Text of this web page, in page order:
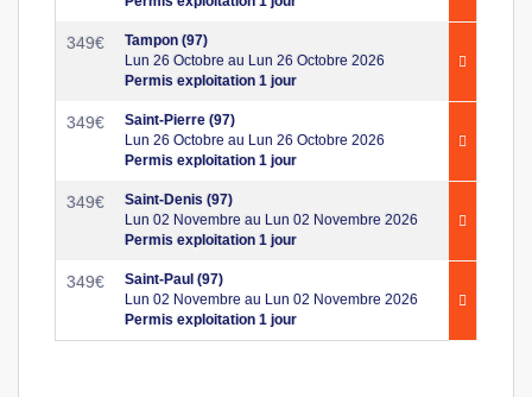
349€
Tampon (97)
Lun 26 Octobre au Lun 26 Octobre 2026
Permis exploitation 1 jour
349€
Saint-Pierre (97)
Lun 26 Octobre au Lun 26 Octobre 2026
Permis exploitation 1 jour
349€
Saint-Denis (97)
Lun 02 Novembre au Lun 02 Novembre 2026
Permis exploitation 1 jour
349€
Saint-Paul (97)
Lun 02 Novembre au Lun 02 Novembre 2026
Permis exploitation 1 jour